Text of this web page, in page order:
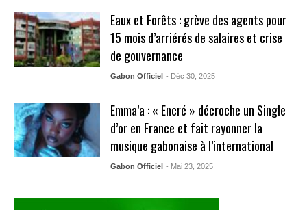
Eaux et Forêts : grève des agents pour
15 mois d’arriérés de salaires et crise
de gouvernance
Gabon Officiel - Déc 30, 2025
Emma’a : « Encré » décroche un Single
d’or en France et fait rayonner la
musique gabonaise à l’international
Gabon Officiel - Mai 23, 2025